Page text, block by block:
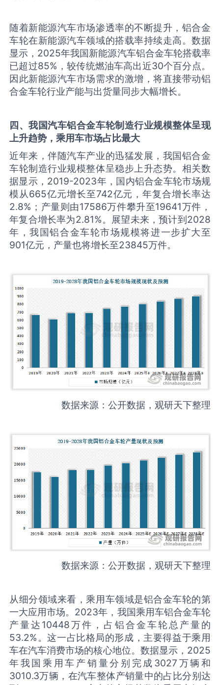
随着新能源汽车市场渗透率的不断提升，铝合金
车轮在新能源汽车领域的搭载率持续走高。数据
显示，2025年我国新能源汽车铝合金车轮搭载率
已超过85%，较传统燃油车高出近30个百分点。
因此新能源汽车市场需求的激增，将直接带动铝
合金车轮行业产能与出货量同步大幅增长。
四、我国汽车铝合金车轮制造行业规模整体呈现
上升趋势，乘用车市场占比最大
近年来，伴随汽车产业的迅猛发展，我国铝合金
车轮制造行业规模整体呈稳步上升态势。相关数
据显示，2019-2023年，国内铝合金车轮市场规
模从665亿元增长至742亿元，年复合增长率达
2.8%；产量则由17586万件攀升至19641万件，
年复合增长率为2.81%。展望未来，预计到2028
年，我国铝合金车轮市场规模将进一步扩大至
901亿元，产量也将增长至23845万件。
数据来源：公开数据，观研天下整理
数据来源：公开数据，观研天下整理
从细分领域来看，乘用车领域是铝合金车轮的第
一大应用市场。2023年，我国乘用车铝合金车轮
产量达10448万件，占铝合金车轮总产量的
53.2%。这一占比格局的形成，主要得益于乘用
车在汽车消费市场的核心地位。数据显示，2025
年我国乘用车产销量分别完成3027万辆和
3010.3万辆，在汽车整体产销量中的占比分别达